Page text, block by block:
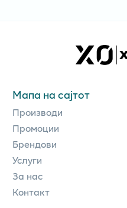
Мапа на сајтот
Производи
Промоции
Брендови
Услуги
За нас
Контакт